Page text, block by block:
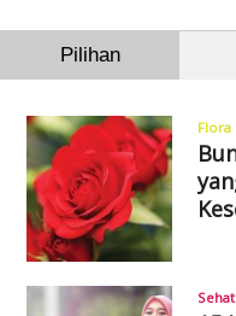
Pilihan
Flora
Sehat